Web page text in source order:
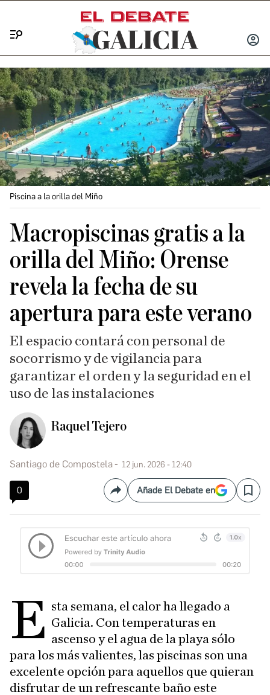
INICIAR
Piscina a la orilla del Miño
Macropiscinas gratis a la
orilla del Miño: Orense
revela la fecha de su
apertura para este verano
El espacio contará con personal de
socorrismo y de vigilancia para
garantizar el orden y la seguridad en el
uso de las instalaciones
Raquel Tejero
Santiago de Compostela 12 jun. 2026 - 12:40
0 CompartirAñade El Debate en Save
E sta semana, el calor ha llegado a
Galicia. Con temperaturas en
ascenso y el agua de la playa sólo
para los más valientes, las piscinas son una
excelente opción para aquellos que quieran
disfrutar de un refrescante baño este